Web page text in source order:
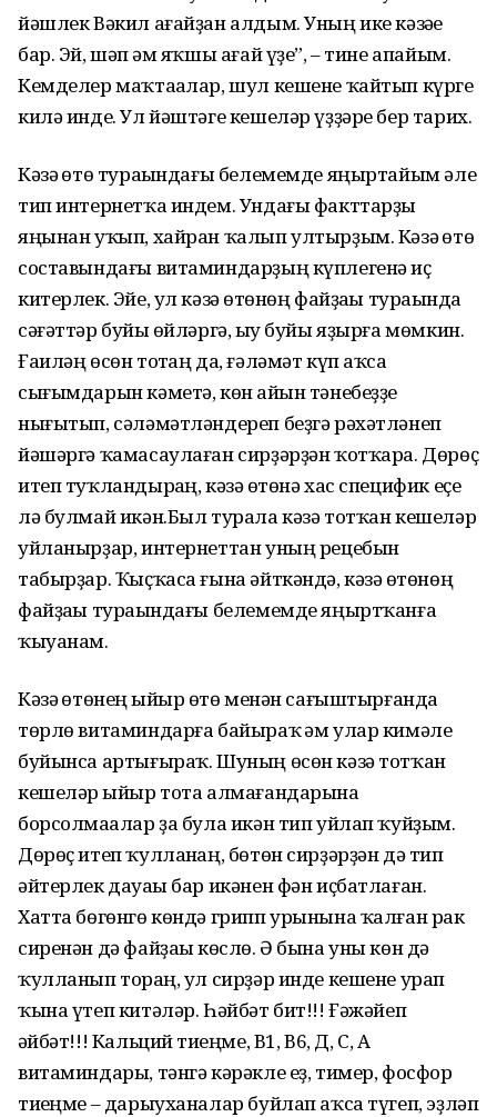
йәшлек Вәкил ағайҙан алдым. Уның ике кәзәһе
бар. Эй, шәп һәм яҡшы ағай үҙе”, – тине апайым.
Кемделер маҡтаһалар, шул кешене ҡайтып күрге
килә инде. Ул йәштәге кешеләр үҙҙәре бер тарих.
Кәзә һөтө тураһындағы белемемде яңыртайым әле
тип интернетҡа индем. Ундағы факттарҙы
яңынан уҡып, хайран ҡалып ултырҙым. Кәзә һөтө
составындағы витаминдарҙың күплегенә иҫ
китерлек. Эйе, ул кәзә һөтөнөң файҙаһы тураһында
сәғәттәр буйы һөйләргә, һыу буйы яҙырға мөмкин.
Ғаиләң өсөн тотһаң да, ғәләмәт күп аҡса
сығымдарын кәметә, көн һайын тәнебеҙҙе
нығытып, сәләмәтләндереп беҙгә рәхәтләнеп
йәшәргә ҡамасаулаған сирҙәрҙән ҡотҡара. Дөрөҫ
итеп туҡландырһаң, кәзә һөтөнә хас специфик еҫе
лә булмай икән.Был турала кәзә тотҡан кешеләр
уйланырҙар, интернеттан уның рецебын
табырҙар. Ҡыҫҡаса ғына әйткәндә, кәзә һөтөнөң
файҙаһы тураһындағы белемемде яңыртҡанға
ҡыуанам.
Кәзә һөтөнең һыйыр һөтө менән сағыштырғанда
төрлө витаминдарға байыраҡ һәм улар кимәле
буйынса артығыраҡ. Шуның өсөн кәзә тотҡан
кешеләр һыйыр тота алмағандарына
борсолмаһалар ҙа була икән тип уйлап ҡуйҙым.
Дөрөҫ итеп ҡулланһаң, бөтөн сирҙәрҙән дә тип
әйтерлек дауаһы бар икәнен фән иҫбатлаған.
Хатта бөгөнгө көндә грипп урынына ҡалған рак
сиренән дә файҙаһы көслө. Ә бына уны көн дә
ҡулланып торһаң, ул сирҙәр инде кешене урап
ҡына үтеп китәләр. Һәйбәт бит!!! Ғәжәйеп
һәйбәт!!! Кальций тиһеңме, В1, В6, Д, С, А
витаминдары, тәнгә кәрәкле еҙ, тимер, фосфор
тиһеңме – дарыуханалар буйлап аҡса түгеп, эҙләп